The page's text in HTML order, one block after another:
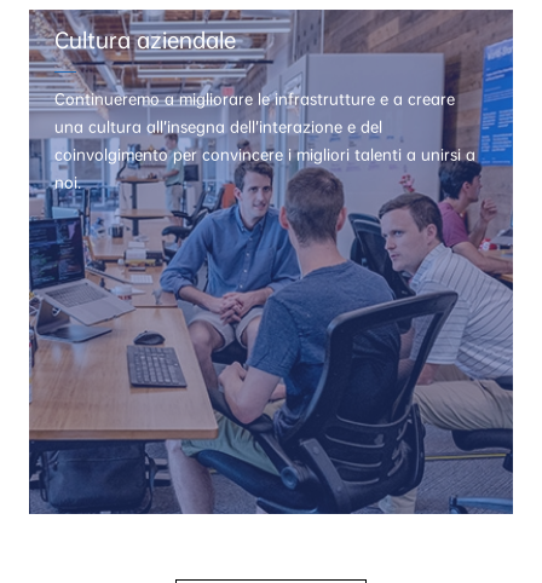
Cultura aziendale
Continueremo a migliorare le infrastrutture e a creare
una cultura all’insegna dell’interazione e del
coinvolgimento per convincere i migliori talenti a unirsi a
noi.